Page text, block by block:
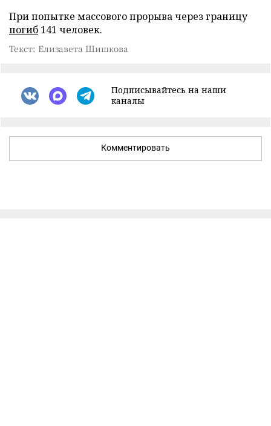
При попытке массового прорыва через границу
погиб 141 человек.
Текст: Елизавета Шишкова
Подписывайтесь на наши
каналы
Комментировать